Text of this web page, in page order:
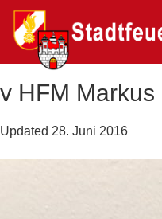
v HFM Markus
Updated 28. Juni 2016